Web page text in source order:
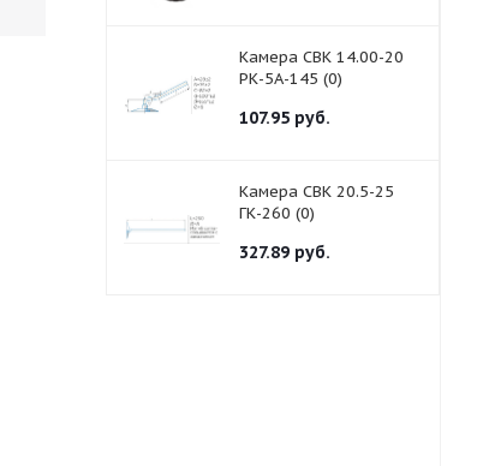
Камера СВК 14.00-20
РК-5А-145 (0)
107.95 руб.
Камера СВК 20.5-25
ГК-260 (0)
327.89 руб.